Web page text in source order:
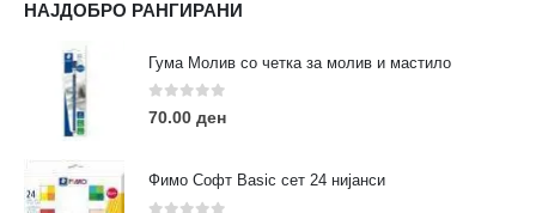
НАЈДОБРО РАНГИРАНИ
Гума Молив со четка за молив и мастило
0out of 5
70.00 ден
Фимо Софт Basic сет 24 нијанси
Нашите локации
ПОПУЛАРНИ ТАГОВИ
eurodanvest FIMO Креативни Сетови
markers
rapitografi sketch staedtler